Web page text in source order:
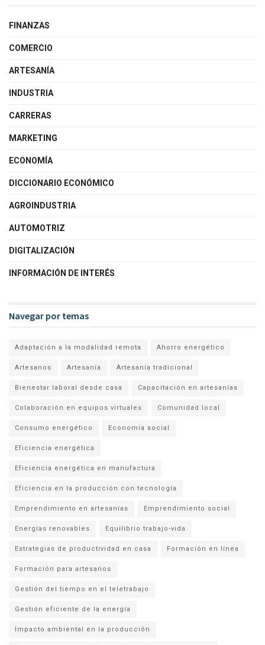
FINANZAS
COMERCIO
ARTESANÍA
INDUSTRIA
CARRERAS
MARKETING
ECONOMÍA
DICCIONARIO ECONÓMICO
AGROINDUSTRIA
AUTOMOTRIZ
DIGITALIZACIÓN
INFORMACIÓN DE INTERÉS
Navegar por temas
Adaptación a la modalidad remota Ahorro energético
Artesanos Artesanía Artesanía tradicional
Bienestar laboral desde casa Capacitación en artesanías
Colaboración en equipos virtuales Comunidad local
Consumo energético Economía social
Eficiencia energética
Eficiencia energética en manufactura
Eficiencia en la producción con tecnología
Emprendimiento en artesanías Emprendimiento social
Energías renovables Equilibrio trabajo-vida
Estrategias de productividad en casa Formación en línea
Formación para artesanos
Gestión del tiempo en el teletrabajo
Gestión eficiente de la energía
Impacto ambiental en la producción